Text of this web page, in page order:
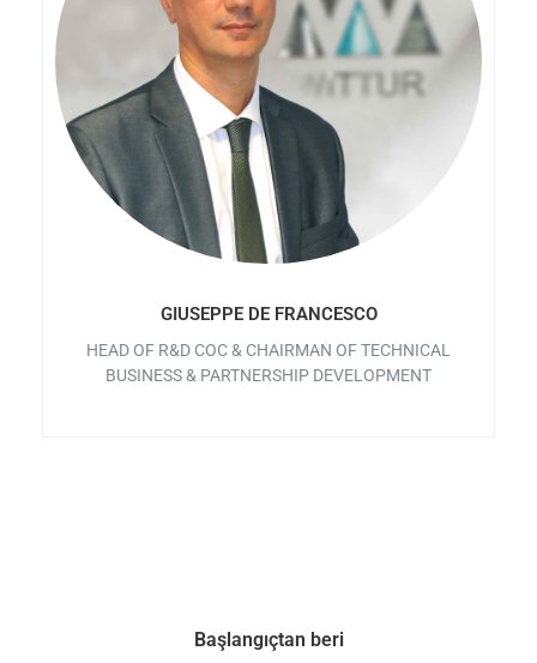
GIUSEPPE DE FRANCESCO
HEAD OF R&D COC & CHAIRMAN OF TECHNICAL
BUSINESS & PARTNERSHIP DEVELOPMENT
Başlangıçtan beri